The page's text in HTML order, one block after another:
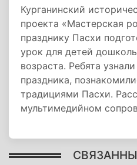
Курганинский
проекта «Мастерская
празднику Пасхи
урок для детей
возраста. Ребята
праздника,
традициями Пасхи.
мультимедийном